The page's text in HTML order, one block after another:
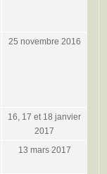
25 novembre 2016
16, 17 et 18 janvier
2017
13 mars 2017